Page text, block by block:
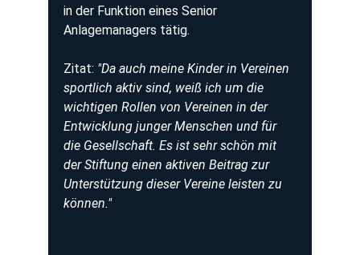
in der Funktion eines Senior
Anlagemanagers tätig.
Zitat: "Da auch meine Kinder in Vereinen
sportlich aktiv sind, weiß ich um die
wichtigen Rollen von Vereinen in der
Entwicklung junger Menschen und für
die Gesellschaft. Es ist sehr schön mit
der Stiftung einen aktiven Beitrag zur
Unterstützung dieser Vereine leisten zu
können."